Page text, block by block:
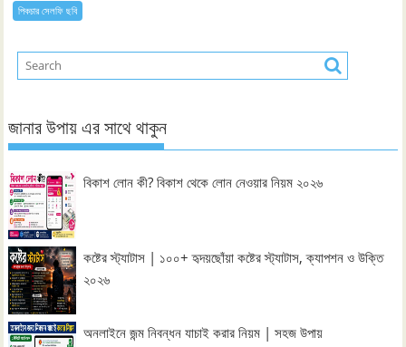
পিকচার সেলফি ছবি
জানার উপায় এর সাথে থাকুন
বিকাশ লোন কী? বিকাশ থেকে লোন নেওয়ার নিয়ম ২০২৬
কষ্টের স্ট্যাটাস | ১০০+ হৃদয়ছোঁয়া কষ্টের স্ট্যাটাস, ক্যাপশন ও উক্তি
২০২৬
অনলাইনে জন্ম নিবন্ধন যাচাই করার নিয়ম | সহজ উপায়